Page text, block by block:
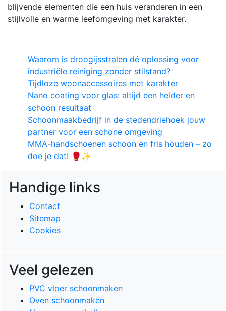
blijvende elementen die een huis veranderen in een
stijlvolle en warme leefomgeving met karakter.
Waarom is droogijsstralen dé oplossing voor
industriële reiniging zonder stilstand?
Tijdloze woonaccessoires met karakter
Nano coating voor glas: altijd een helder en
schoon resultaat
Schoonmaakbedrijf in de stedendriehoek jouw
partner voor een schone omgeving
MMA-handschoenen schoon en fris houden – zo
doe je dat! 🥊✨
Handige links
Contact
Sitemap
Cookies
Veel gelezen
PVC vloer schoonmaken
Oven schoonmaken